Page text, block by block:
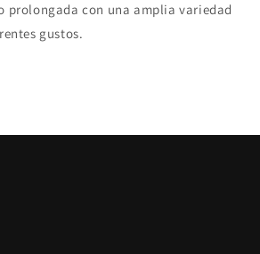
prolongada con una amplia variedad
gustos.